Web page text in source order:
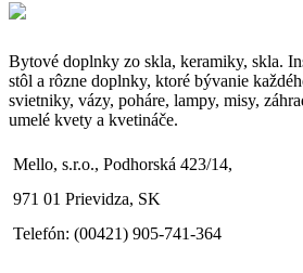
Bytové doplnky zo skla, keramiky, skla.
stôl a rôzne doplnky, ktoré bývanie
svietniky, vázy, poháre, lampy, misy,
umelé kvety a kvetináče.
Mello, s.r.o., Podhorská 423/14,
971 01 Prievidza, SK
Telefón: (00421) 905-741-364